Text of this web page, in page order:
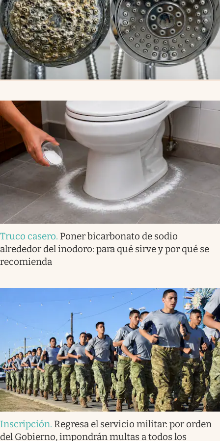
Truco casero. Poner bicarbonato de sodio
alrededor del inodoro: para qué sirve y por qué se
recomienda
Inscripción. Regresa el servicio militar: por orden
del Gobierno, impondrán multas a todos los